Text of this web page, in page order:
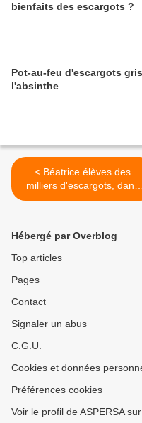
bienfaits des escargots ?
Pot-au-feu d'escargots
l'absinthe
< Béatrice élèves des
milliers d'escargots, dans
l'Orne...
Hébergé par Overblog
Top articles
Pages
Contact
Signaler un abus
C.G.U.
Cookies et données
Préférences cookies
Voir le profil de ASPERSA